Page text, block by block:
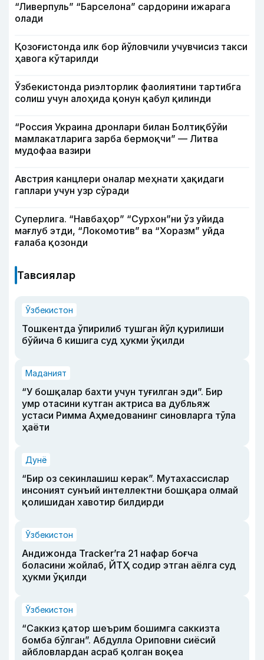
“Ливерпуль” “Барселона” сардорини ижарага
олади
Қозоғистонда илк бор йўловчили учувчисиз такси
ҳавога кўтарилди
Ўзбекистонда риэлторлик фаолиятини тартибга
солиш учун алоҳида қонун қабул қилинди
“Россия Украина дронлари билан Болтиқбўйи
мамлакатларига зарба бермоқчи” — Литва
мудофаа вазири
Австрия канцлери оналар меҳнати ҳақидаги
гаплари учун узр сўради
Суперлига. “Навбаҳор” “Сурхон”ни ўз уйида
мағлуб этди, “Локомотив” ва “Хоразм” уйда
ғалаба қозонди
Тавсиялар
Ўзбекистон
Тошкентда ўпирилиб тушган йўл қурилиши
бўйича 6 кишига суд ҳукми ўқилди
Маданият
“У бошқалар бахти учун туғилган эди”. Бир
умр отасини кутган актриса ва дубльяж
устаси Римма Аҳмедованинг синовларга тўла
ҳаёти
Дунё
“Бир оз секинлашиш керак”. Мутахассислар
инсоният сунъий интеллектни бошқара олмай
қолишидан хавотир билдирди
Ўзбекистон
Андижонда Tracker’га 21 нафар боғча
боласини жойлаб, ЙТҲ содир этган аёлга суд
ҳукми ўқилди
Ўзбекистон
“Саккиз қатор шеърим бошимга саккизта
бомба бўлган”. Абдулла Ориповни сиёсий
айбловлардан асраб қолган воқеа